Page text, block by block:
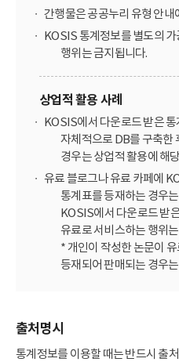
간행물은 공공누리 유형 안내
KOSIS 통계정보를 별도의
행위는 금지됩니다.
상업적 활용 사례
KOSIS에서 다운로드 받은
자체적으로 DB를 구축한
경우는 상업적 활용에 해당
유료 블로그나 유료 카페에
통계표를 등재하는 경우
KOSIS에서 다운로드 받
유료로 서비스하는 행위
* 개인이 작성한 논문이
등재되어 판매되는 경우
출처명시
통계정보를 이용할 때는 반드시 출